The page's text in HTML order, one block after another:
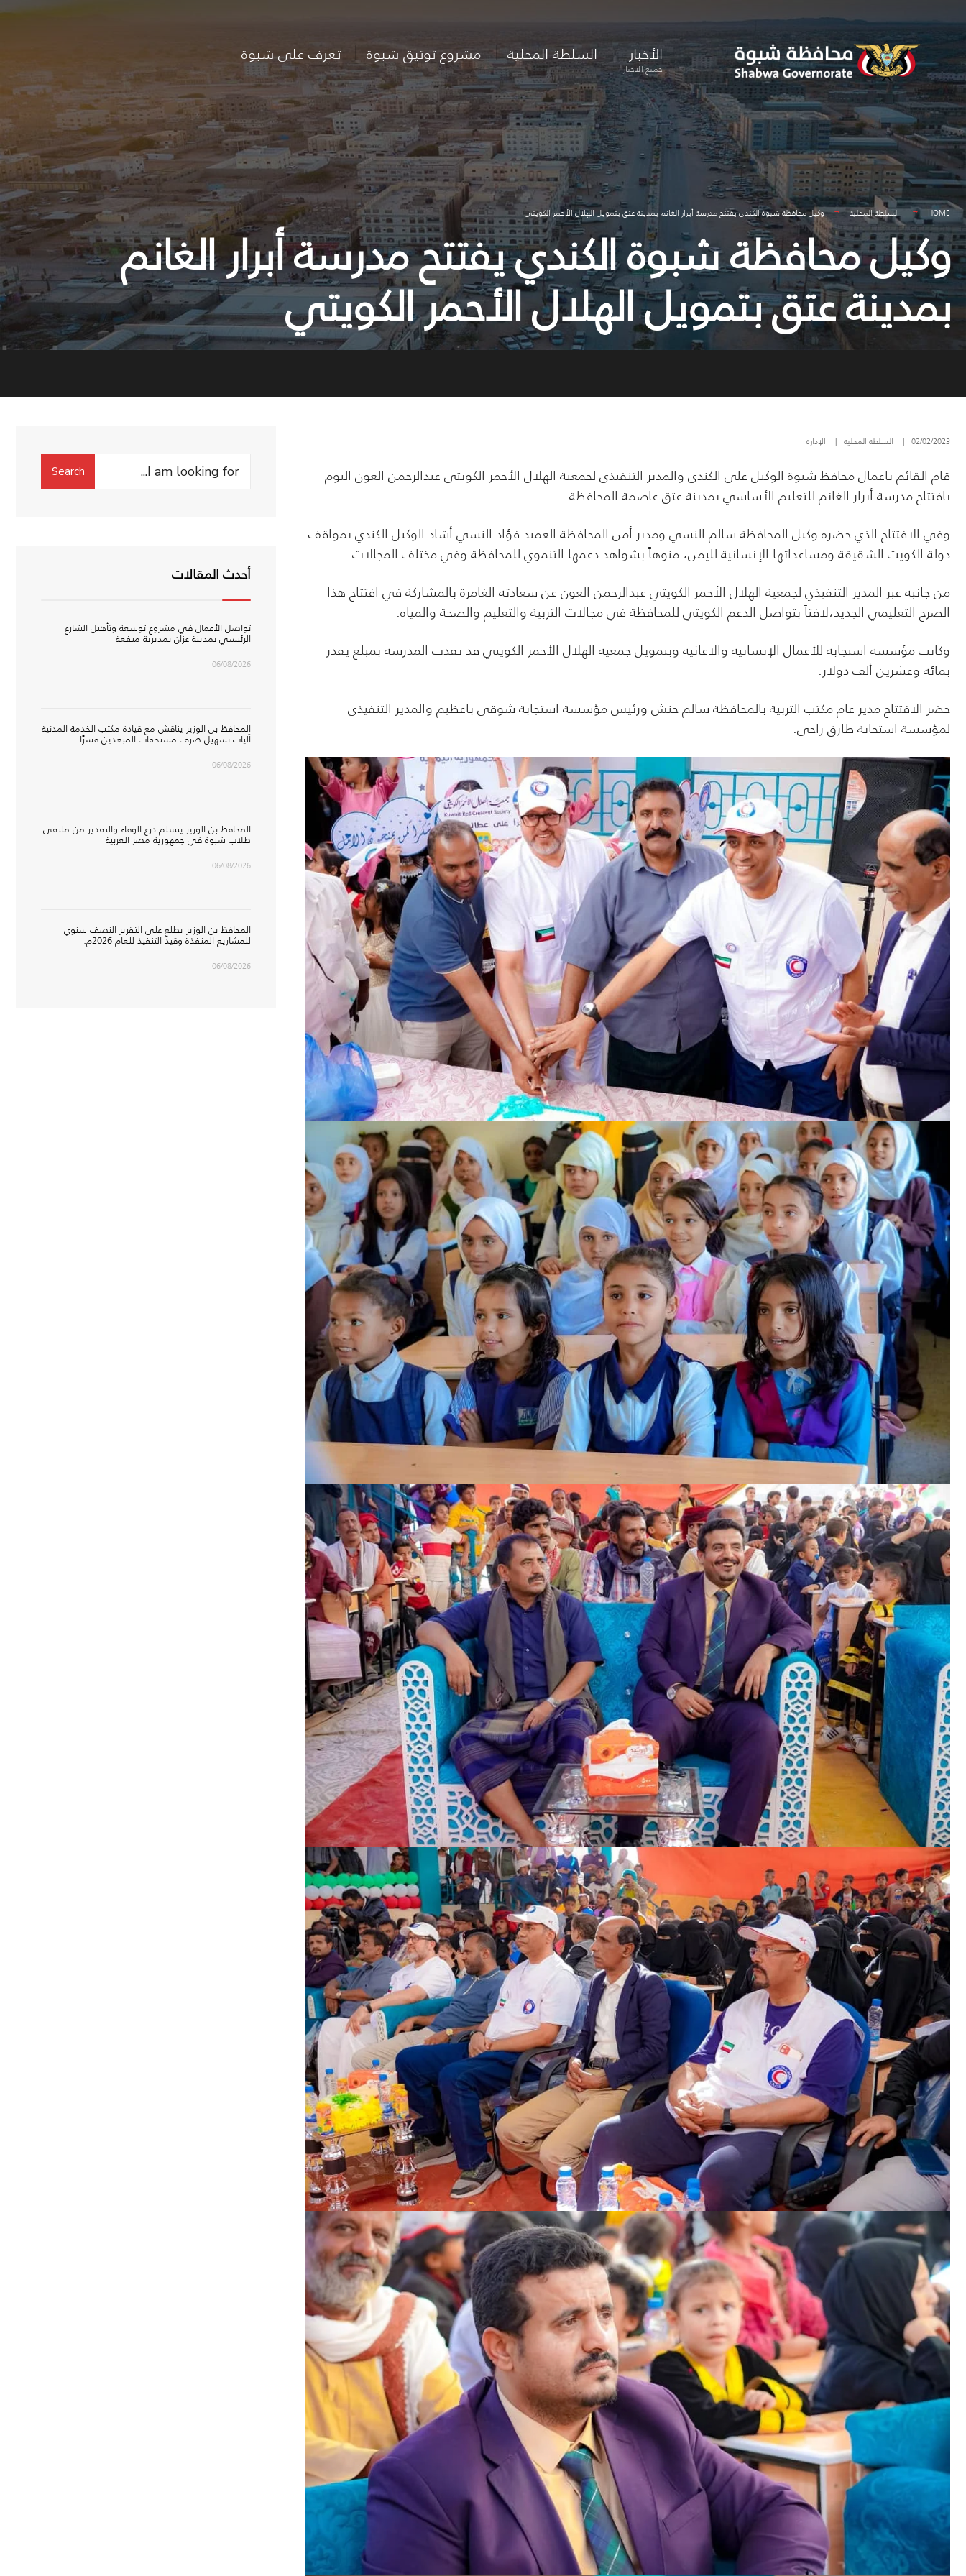
content
الأخبار
جميع الاخبار
السلطة المحلية مشروع توثيق شبوة تعرف على شبوة
HOME السلطة المحلية وكيل محافظة شبوة الكندي يفتتح مدرسة أبرار الغانم بمدينة عتق بتمويل الهلال الأحمر الكويتي
وكيل محافظة شبوة الكندي يفتتح مدرسة أبرار الغانم
بمدينة عتق بتمويل الهلال الأحمر الكويتي
02/02/2023
| السلطة المحلية | الإدارة
قام القائم باعمال محافظ شبوة الوكيل علي الكندي والمدير التنفيذي لجمعية الهلال الأحمر الكويتي عبدالرحمن العون اليوم
بافتتاح مدرسة أبرار الغانم للتعليم الأساسي بمدينة عتق عاصمة المحافظة.
وفي الافتتاح الذي حضره وكيل المحافظة سالم النسي ومدير أمن المحافظة العميد فؤاد النسي أشاد الوكيل الكندي بمواقف
دولة الكويت الشقيقة ومساعداتها الإنسانية لليمن، منوهاً بشواهد دعمها التنموي للمحافظة وفي مختلف المجالات.
من جانبه عبر المدير التنفيذي لجمعية الهلال الأحمر الكويتي عبدالرحمن العون عن سعادته الغامرة بالمشاركة في افتتاح هذا
الصرح التعليمي الجديد،لافتاً بتواصل الدعم الكويتي للمحافظة في مجالات التربية والتعليم والصحة والمياه.
وكانت مؤسسة استجابة للأعمال الإنسانية والاغاثية وبتمويل جمعية الهلال الأحمر الكويتي قد نفذت المدرسة بمبلغ يقدر
بمائة وعشرين ألف دولار.
حضر الافتتاح مدير عام مكتب التربية بالمحافظة سالم حنش ورئيس مؤسسة استجابة شوقي باعظيم والمدير التنفيذي
لمؤسسة استجابة طارق راجي.
Search
Search
أحدث المقالات
تواصل الأعمال في مشروع توسعة وتأهيل الشارع
الرئيسي بمدينة عزان بمديرية ميفعة
06/08/2026
المحافظ بن الوزير يناقش مع قيادة مكتب الخدمة المدنية
آليات تسهيل صرف مستحقات المبعدين قسرًا.
06/08/2026
المحافظ بن الوزير يتسلم درع الوفاء والتقدير من ملتقى
طلاب شبوة في جمهورية مصر العربية
06/08/2026
المحافظ بن الوزير يطلع على التقرير النصف سنوي
للمشاريع المنفذة وقيد التنفيذ للعام 2026م.
06/08/2026